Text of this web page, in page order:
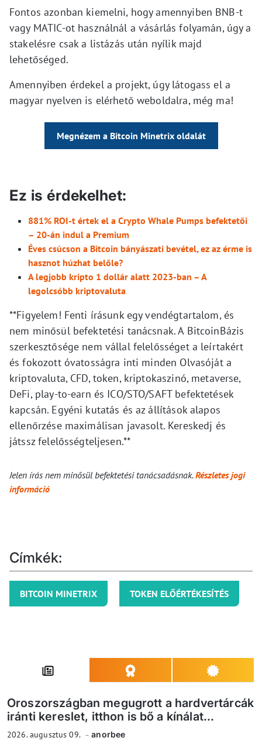
Fontos azonban kiemelni, hogy amennyiben BNB-t
vagy MATIC-ot használnál a vásárlás folyamán, úgy a
stakelésre csak a listázás után nyílik majd
lehetőséged.
Amennyiben érdekel a projekt, úgy látogass el a
magyar nyelven is elérhető weboldalra, még ma!
Megnézem a Bitcoin Minetrix oldalát
Ez is érdekelhet:
881% ROI-t értek el a Crypto Whale Pumps befektetői
– 20-án indul a Premium
Éves csúcson a Bitcoin bányászati bevétel, ez az érme is
hasznot húzhat belőle?
A legjobb kripto 1 dollár alatt 2023-ban – A
legolcsóbb kriptovaluta
**Figyelem! Fenti írásunk egy vendégtartalom, és
nem minősül befektetési tanácsnak. A BitcoinBázis
szerkesztősége nem vállal felelősséget a leírtakért
és fokozott óvatosságra inti minden Olvasóját a
kriptovaluta, CFD, token, kriptokaszinó, metaverse,
DeFi, play-to-earn és ICO/STO/SAFT befektetések
kapcsán. Egyéni kutatás és az állítások alapos
ellenőrzése maximálisan javasolt. Kereskedj és
játssz felelősségteljesen.**
Jelen írás nem minősül befektetési tanácsadásnak.Részletes jogi
információ
Címkék:
BITCOIN MINETRIX TOKEN ELŐÉRTÉKESÍTÉS
Oroszországban megugrott a hardvertárcák
iránti kereslet, itthon is bő a kínálat...
2026. augusztus 09. anorbee